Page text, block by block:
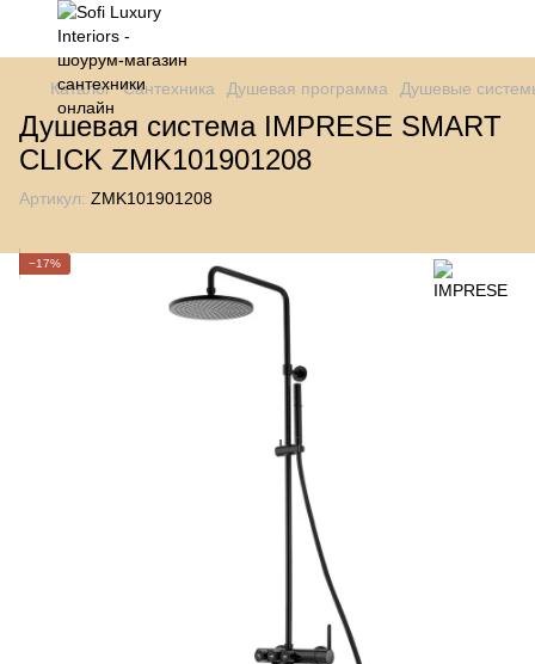
Каталог Сантехника Душевая программа Душевые
Душевая система IMPRESE SMART
CLICK ZMK101901208
Артикул: ZMK101901208
−17%